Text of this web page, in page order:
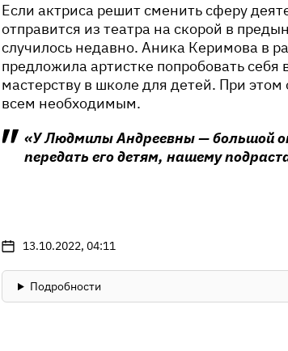
Если актриса решит сменить сферу
отправится из театра на скорой в
случилось недавно. Аника Керимова в
предложила артистке попробовать себя
мастерству в школе для детей. При этом
всем необходимым.
«У Людмилы Андреевны — большой
передать его детям, нашему
13.10.2022, 04:11
Подробности